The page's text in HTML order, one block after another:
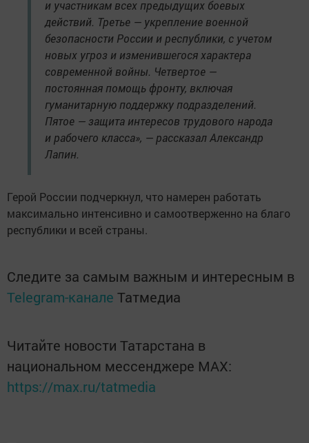
и участникам всех предыдущих боевых
действий. Третье — укрепление военной
безопасности России и республики, с учетом
новых угроз и изменившегося характера
современной войны. Четвертое —
постоянная помощь фронту, включая
гуманитарную поддержку подразделений.
Пятое — защита интересов трудового народа
и рабочего класса», — рассказал Александр
Лапин.
Герой России подчеркнул, что намерен работать
максимально интенсивно и самоотверженно на благо
республики и всей страны.
Следите за самым важным и интересным в
Telegram-канале Татмедиа
Читайте новости Татарстана в
национальном мессенджере MАХ:
https://max.ru/tatmedia